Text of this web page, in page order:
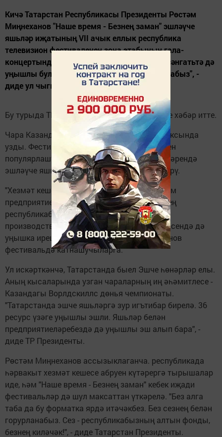
Кичә Татарстан Республикасы Президенты Рөстәм
Миңнеханов "Наше время - Безнең заман" эшләүче
яшьләр иҗатының VII ачык еллык республика
телевизион фестиваленең зона этабының гала-
концертында катнашты. "Без хезмәттә дә, сәнгатьтә дә
уңышлы булган яшьләребез белән горурланабыз", -
диде ул чыгышында.
Бу турыда ТР Президенты матбугат хезмәте хәбәр итте.
Чара Казанда "Пирамида" күңел ачу комплексында
узды. Фестиваль 2013 елда эшче һөнәрләрен
популярлаштыру, республика предприятиеләрендә
эшләүче яшьләргә иҗади мөмкинлекләр бирү.
"Хезмәт кешесе - һәр ил, һәр төбәк, район һәм
предприятие нигезенең төп өлеше. Сез безнең
республикабыз предприятеләреннән. Сез -
производство кешеләре, әмма сәнгать өлкәсендә дә
уңышка ирештегез", - диде Рөстәм Миңнеханов
фестивальдә катнашучыларга.
Ул искәрткәнчә, Татарстанда быел Эшче һөнәрләр елы.
Аның кысаларында узган чараларның иң әһәмитлесе -
Казандагы Ворлдскиллс дөнья чемпионаты.
"Татарстанда эшче яшьләргә зур игътибар бирелә. 36
ресурс үзәге уңышлы эшли. Яшьләр белән
предприятиеләребездә дә уңышлы эш алып бара", -
диде ТР Президенты.
Рөстәм Миңнеханов ассызыклаганча. республикада
һәрвакыт хезмәт кешесе абруен күтәрергә тырышалар
иде, һәм "Наше время - Безнең заман" кебек иҗади
фестивальләр дә шул максаттан үткәрелә. "Без алга
таба да бу форматка ярдә итәчәкбез. Без сезнең белән
горурланабыз. Сез - республикабызның алтын фонды,
безнең киләчәк!", - диде Татарстан Президенты.